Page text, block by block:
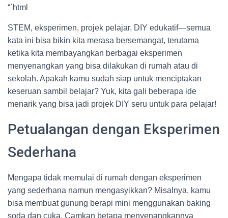
“`html
STEM, eksperimen, projek pelajar, DIY edukatif—semua
kata ini bisa bikin kita merasa bersemangat, terutama
ketika kita membayangkan berbagai eksperimen
menyenangkan yang bisa dilakukan di rumah atau di
sekolah. Apakah kamu sudah siap untuk menciptakan
keseruan sambil belajar? Yuk, kita gali beberapa ide
menarik yang bisa jadi projek DIY seru untuk para pelajar!
Petualangan dengan Eksperimen
Sederhana
Mengapa tidak memulai di rumah dengan eksperimen
yang sederhana namun mengasyikkan? Misalnya, kamu
bisa membuat gunung berapi mini menggunakan baking
soda dan cuka. Camkan betapa menyenangkannya